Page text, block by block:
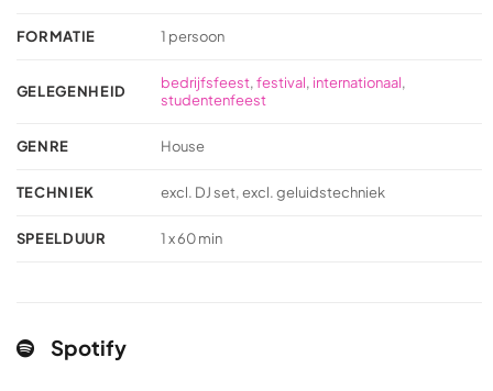
FORMATIE 1 persoon
GELEGENHEID bedrijfsfeest,festival, internationaal,
studentenfeest
GENRE House
TECHNIEK excl. DJ set, excl. geluidstechniek
SPEELDUUR 1 x 60 min
Spotify